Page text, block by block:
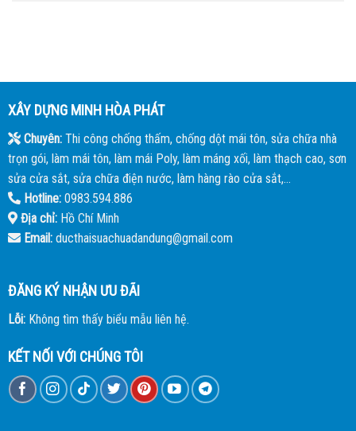
XÂY DỰNG MINH HÒA PHÁT
Chuyên:Thi công chống thấm, chống dột mái tôn, sửa chữa nhà
trọn gói, làm mái tôn, làm mái Poly, làm máng xối, làm thạch cao, sơn
sửa cửa sắt, sửa chữa điện nước, làm hàng rào cửa sắt,...
Hotline:0983.594.886
Địa chỉ:Hồ Chí Minh
Email:ducthaisuachuadandung@gmail.com
ĐĂNG KÝ NHẬN ƯU ĐÃI
Lỗi:Không tìm thấy biểu mẫu liên hệ.
KẾT NỐI VỚI CHÚNG TÔI